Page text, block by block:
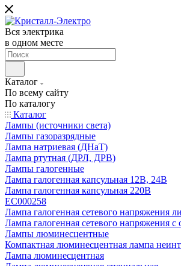
Вся электрика
в одном месте
Каталог
По всему сайту
По каталогу
Каталог
Лампы (источники света)
Лампы газоразрядные
Лампа натриевая (ДНаТ)
Лампа ртутная (ДРЛ, ДРВ)
Лампы галогенные
Лампа галогенная капсульная 12В, 24В
Лампа галогенная капсульная 220В
EC000258
Лампа галогенная сетевого напряжения
Лампа галогенная сетевого напряжения с
Лампы люминесцентные
Компактная люминесцентная лампа
Лампа люминесцентная